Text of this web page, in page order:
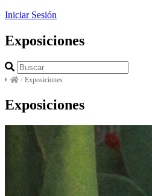
Iniciar Sesión
Exposiciones
/ Exposiciones
Exposiciones